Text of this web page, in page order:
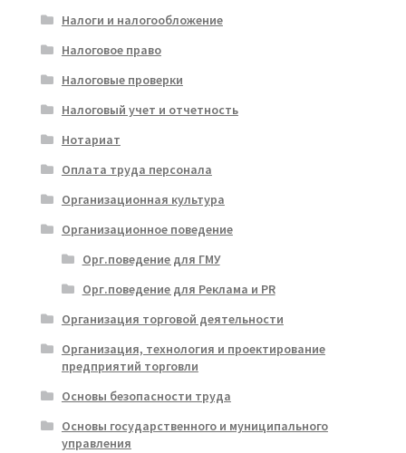
Налоги и налогообложение
Налоговое право
Налоговые проверки
Налоговый учет и отчетность
Нотариат
Оплата труда персонала
Организационная культура
Организационное поведение
Орг.поведение для ГМУ
Орг.поведение для Реклама и PR
Организация торговой деятельности
Организация, технология и проектирование
предприятий торговли
Основы безопасности труда
Основы государственного и муниципального
управления